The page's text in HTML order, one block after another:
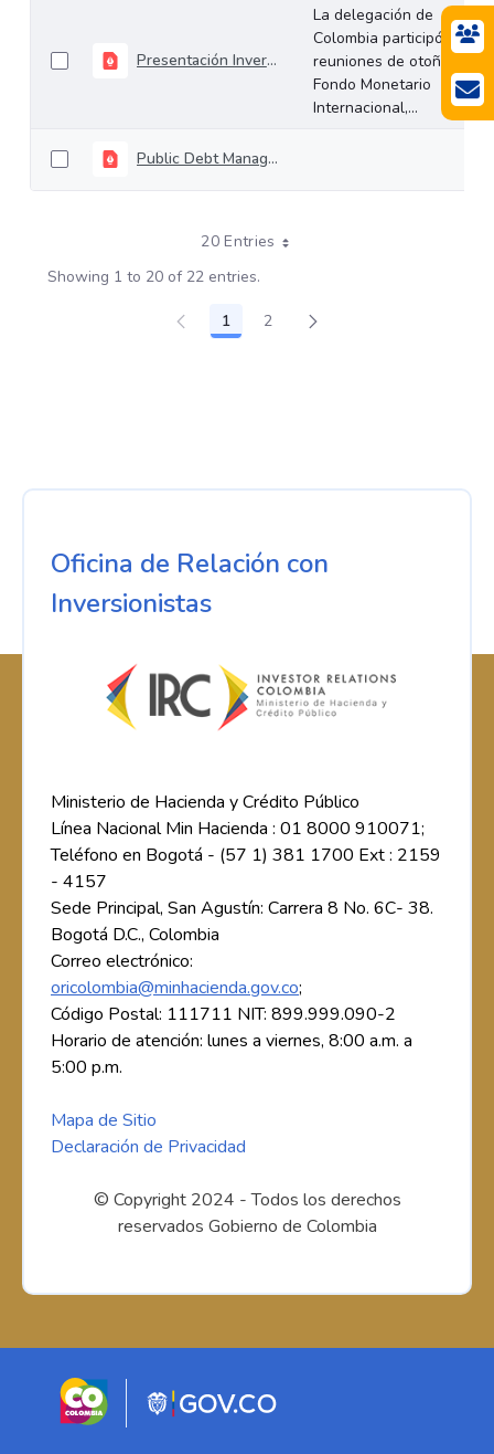
Presentación Inversionistas FMI (Octubre 2019 - Inglés)
La delegación de
Colombia participó en las
reuniones de otoño del
Fondo Monetario
Internacional,...
Public Debt Management (July 2019).pdf
20 Entries
Showing 1 to 20 of 22 entries.
Page
1 Page
2
Oficina de Relación con
Inversionistas
Ministerio de Hacienda y Crédito Público
Línea Nacional Min Hacienda : 01 8000 910071;
Teléfono en Bogotá - (57 1) 381 1700 Ext : 2159
- 4157
Sede Principal, San Agustín: Carrera 8 No. 6C- 38.
Bogotá D.C., Colombia
Correo electrónico:
oricolombia@minhacienda.gov.co;
Código Postal: 111711 NIT: 899.999.090-2
Horario de atención: lunes a viernes, 8:00 a.m. a
5:00 p.m.
Mapa de Sitio
Declaración de Privacidad
© Copyright 2024 - Todos los derechos
reservados Gobierno de Colombia